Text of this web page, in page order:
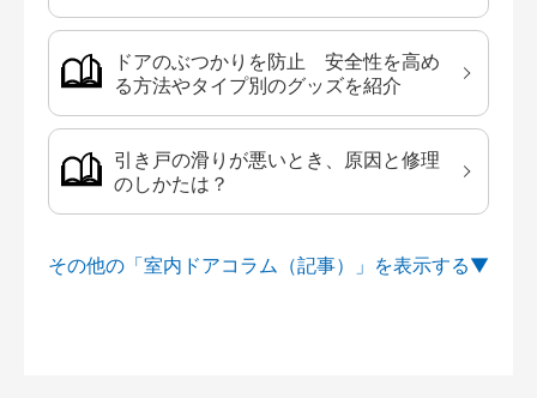
ドアのぶつかりを防止 安全性を高め
る方法やタイプ別のグッズを紹介
引き戸の滑りが悪いとき、原因と修理
のしかたは？
その他の「室内ドアコラム（記事）」を